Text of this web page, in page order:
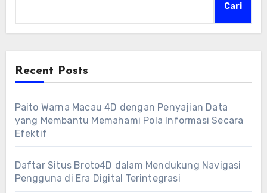
Cari
Recent Posts
Paito Warna Macau 4D dengan Penyajian Data
yang Membantu Memahami Pola Informasi Secara
Efektif
Daftar Situs Broto4D dalam Mendukung Navigasi
Pengguna di Era Digital Terintegrasi